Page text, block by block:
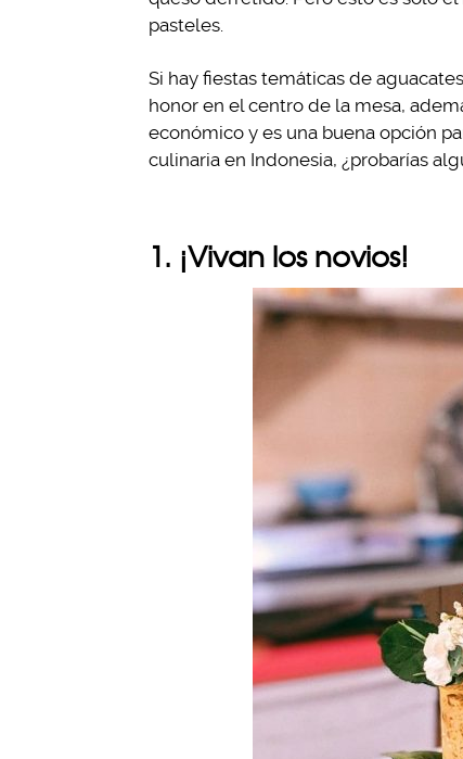
pasteles.
Si hay fiestas temáticas de
honor en el centro de la mesa,
económico y es una buena opción
culinaria en Indonesia, ¿probarías
1. ¡Vivan los novios!